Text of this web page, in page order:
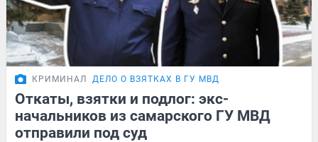
КРИМИНАЛ ДЕЛО О ВЗЯТКАХ В ГУ МВД
Откаты, взятки и подлог: экс-
начальников из самарского ГУ МВД
отправили под суд